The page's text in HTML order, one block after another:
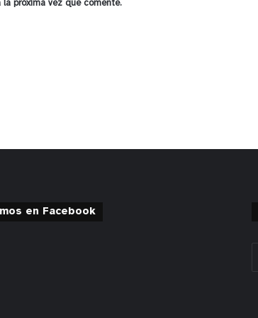
próxima vez que comente.
en Facebook